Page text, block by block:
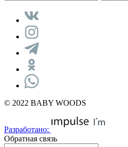
© 2022 BABY WOODS
Разработано:
Обратная связь